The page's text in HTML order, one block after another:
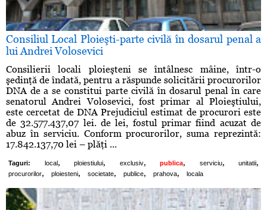
Consiliul Local Ploieşti-parte civilă în dosarul penal a
lui Andrei Volosevici
Consilierii locali ploieşteni se întâlnesc mâine, într-o
şedinţă de îndată, pentru a răspunde solicitării procurorilor
DNA de a se constitui parte civilă în dosarul penal în care
senatorul Andrei Volosevici, fost primar al Ploieştiului,
este cercetat de DNA Prejudiciul estimat de procurori este
de 32.577.437,07 lei. de lei, fostul primar fiind acuzat de
abuz în serviciu. Conform procurorilor, suma reprezintă:
17.842.137,70 lei – plăţi ...
Taguri: local, ploiestiului, exclusiv, publica, serviciu, unitatii,
procurorilor, ploiesteni, societate, publice, prahova, locala